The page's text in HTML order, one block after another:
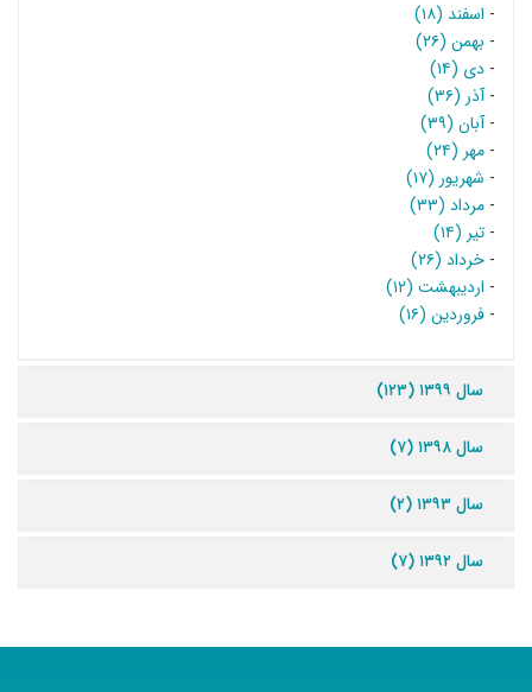
- اسفند (۱۸)
- بهمن (۲۶)
- دی (۱۴)
-آذر (۳۶)
-آبان (۳۹)
- مهر (۲۴)
- شهریور (۱۷)
- مرداد (۳۳)
- تیر (۱۴)
- خرداد (۲۶)
- اردیبهشت (۱۲)
- فروردین (۱۶)
سال ۱۳۹۹ (۱۲۳)
سال ۱۳۹۸ (۷)
سال ۱۳۹۳ (۲)
سال ۱۳۹۲ (۷)